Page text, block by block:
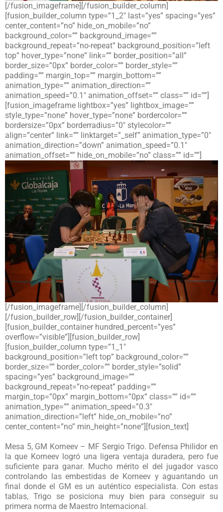
[/fusion_imageframe][/fusion_builder_column]
[fusion_builder_column type=”1_2″ last=”yes” spacing=”yes”
center_content=”no” hide_on_mobile=”no”
background_color=”” background_image=””
background_repeat=”no-repeat” background_position=”left
top” hover_type=”none” link=”” border_position=”all”
border_size=”0px” border_color=”” border_style=””
padding=”” margin_top=”” margin_bottom=””
animation_type=”” animation_direction=””
animation_speed=”0.1″ animation_offset=”” class=”” id=””]
[fusion_imageframe lightbox=”yes” lightbox_image=””
style_type=”none” hover_type=”none” bordercolor=””
bordersize=”0px” borderradius=”0″ stylecolor=””
align=”center” link=”” linktarget=”_self” animation_type=”0″
animation_direction=”down” animation_speed=”0.1″
animation_offset=”” hide_on_mobile=”no” class=”” id=””]
[/fusion_imageframe][/fusion_builder_column]
[/fusion_builder_row][/fusion_builder_container]
[fusion_builder_container hundred_percent=”yes”
overflow=”visible”][fusion_builder_row]
[fusion_builder_column type=”1_1″
background_position=”left top” background_color=””
border_size=”” border_color=”” border_style=”solid”
spacing=”yes” background_image=””
background_repeat=”no-repeat” padding=””
margin_top=”0px” margin_bottom=”0px” class=”” id=””
animation_type=”” animation_speed=”0.3″
animation_direction=”left” hide_on_mobile=”no”
center_content=”no” min_height=”none”][fusion_text]
Mesa 5, GM Korneev – MF Sergio Trigo. Defensa Philidor en
la que Korneev logró una ligera ventaja duradera, pero fue
suficiente para ganar. Mucho mérito el del jugador vasco
controlando las embestidas de Korneev y aguantando un
final donde el GM es un auténtico especialista. Con estas
tablas, Trigo se posiciona muy bien para conseguir su
primera norma de Maestro Internacional.